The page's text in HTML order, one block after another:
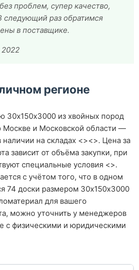
проблем, супер качество,
следующий раз обратимся
в поставщике.
регионе
30х150х3000 из хвойных пород
Москве и Московской области —
наличии на складах <><>. Цена за
зависит от объёма закупки, при
специальные условия <>.
с учётом того, что в одном
74 доски размером 30х150х3000
для вашего
можно уточнить у менеджеров
с физическими и юридическими